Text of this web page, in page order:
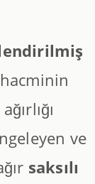
ve
saksılı